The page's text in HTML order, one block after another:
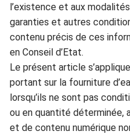
l’existence et aux
garanties et autres
contenu précis de ces inf
en Conseil d’Etat.
Le présent article s’ap
portant sur la fourniture
lorsqu’ils ne sont pas
ou en quantité déterminée,
et de contenu numérique